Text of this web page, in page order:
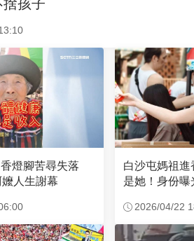
孩子
燈腳苦尋失落
人生謝幕
白沙屯媽祖進
是她！身份
2026/04/22